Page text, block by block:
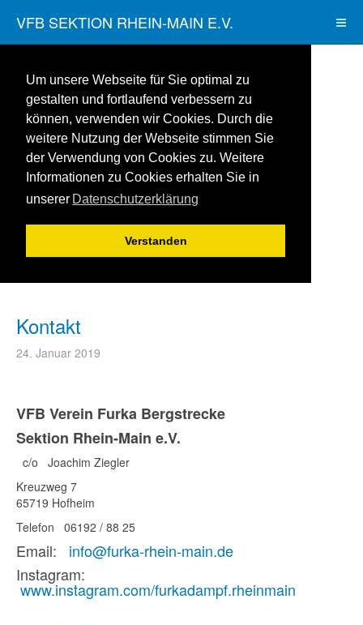
Um unsere Webseite für Sie optimal zu
gestalten und fortlaufend verbessern zu
können, verwenden wir Cookies. Durch die
weitere Nutzung der Webseite stimmen Sie
der Verwendung von Cookies zu. Weitere
Informationen zu Cookies erhalten Sie in
unserer Datenschutzerklärung
Verstanden
VFB SEKTION RHEIN-MAIN E.V.
Kontakt
24. Januar 2019
VFB Verein Furka Bergstrecke
Sektion Rhein-Main e.V.
c/o Joachim Ziegler
Kreuzweg 7
65719 Hofheim
Telefon 06192 / 88 25
Email: info@furka-rhein-main.de
Instagram:
www.instagram.com/furkadampf.rheinmain